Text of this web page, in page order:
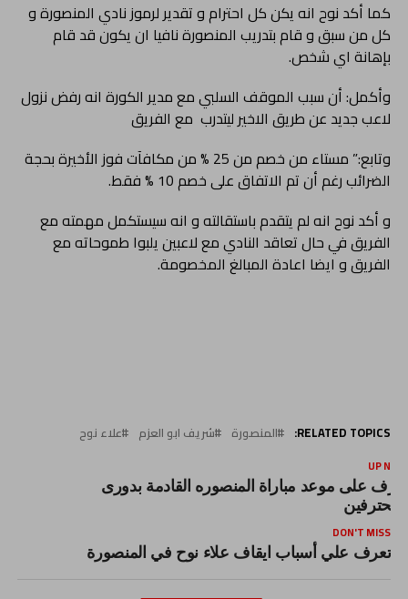
كما أكد نوح انه يكن كل احترام و تقدير لرموز نادي المنصورة و
كل من سبق و قام بتدريب المنصورة نافيا ان يكون قد قام
بإهانة اي شخص.
وأكمل: أن سبب الموقف السلبي مع مدير الكورة انه رفض نزول
لاعب جديد عن طريق الاخير ليتدرب مع الفريق
وتابع:” مستاء من خصم من 25 % من مكافآت فوز الأخيرة بحجة
الضرائب رغم أن تم الاتفاق على خصم 10 % فقط.
و أكد نوح انه لم يتقدم باستقالته و انه سيستكمل مهمته مع
الفريق في حال تعاقد النادي مع لاعبين يلبوا طموحاته مع
الفريق و ايضا اعادة المبالغ المخصومة.
RELATED TOPICS: المنصورة شريف ابو العزم علاء نوح
UP
على موعد مباراة المنصوره القادمة بدورى
DON'T MISS
تعرف علي أسباب ايقاف علاء نوح في المنصورة